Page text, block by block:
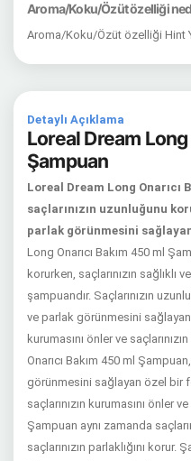
Aroma/Koku/Özüt özelliği
Aroma/Koku/Özüt özelliği Hint
Detaylı Açıklama
Loreal Dream Long
Şampuan
Loreal Dream Long Onarıcı
saçlarınızın uzunluğunu
parlak görünmesini
Long Onarıcı Bakım 450 ml
korurken, saçlarınızın
şampuandır. Saçlarınızın
ve parlak görünmesini sağlayan
kurumasını önler ve saçlarınızın
Onarıcı Bakım 450 ml
görünmesini sağlayan özel bir
saçlarınızın kurumasını önler ve
Şampuan aynı zamanda
saçlarınızın parlaklığını korur.